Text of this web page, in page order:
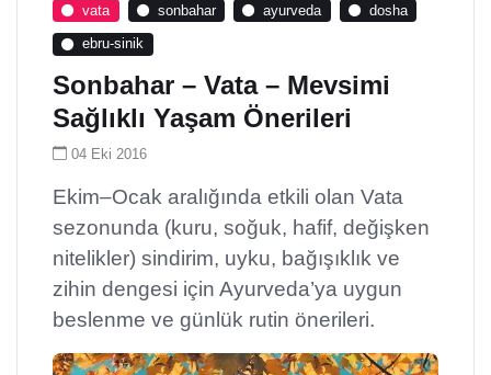
vata sonbahar ayurveda dosha
ebru-sinik
Sonbahar – Vata – Mevsimi
Sağlıklı Yaşam Önerileri
04 Eki 2016
Ekim–Ocak aralığında etkili olan Vata
sezonunda (kuru, soğuk, hafif, değişken
nitelikler) sindirim, uyku, bağışıklık ve
zihin dengesi için Ayurveda’ya uygun
beslenme ve günlük rutin önerileri.